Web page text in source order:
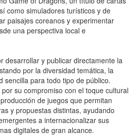
como simuladores turísticos y de
paisajes coreanos y experimentar
una perspectiva local e
desarrollar y publicar directamente la
por la diversidad temática, la
sencilla para todo tipo de público.
su compromiso con el toque cultural
de juegos que permitan
y propuestas distintas, ayudando
a internacionalizar sus
digitales de gran alcance.